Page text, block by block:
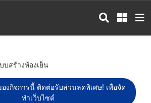
บสร้างห้องเย็น
งกิจการนี้ ติดต่อรับส่วนลดพิเศษ! เพื่อจัด
ทำเว็บไซต์